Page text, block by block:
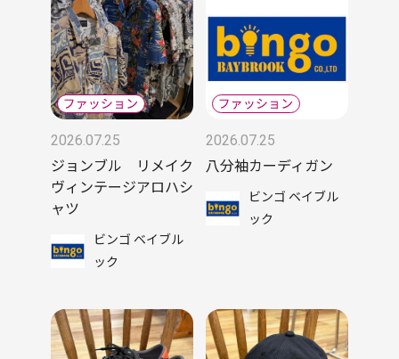
2026.07.25
ジョンブル リメイク
ヴィンテージアロハシ
ャツ
ビンゴ ベイブル
ック
2026.07.25
八分袖カーディガン
ビンゴ ベイブル
ック